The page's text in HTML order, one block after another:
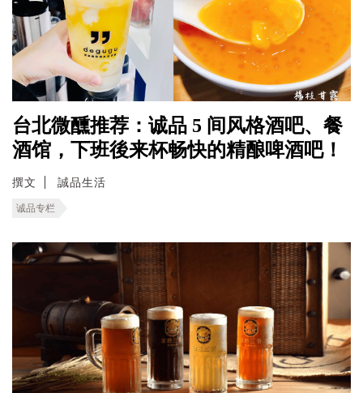
台北微醺推荐：诚品 5 间风格酒吧、餐
酒馆，下班後来杯畅快的精酿啤酒吧！
撰文 誠品生活
诚品专栏